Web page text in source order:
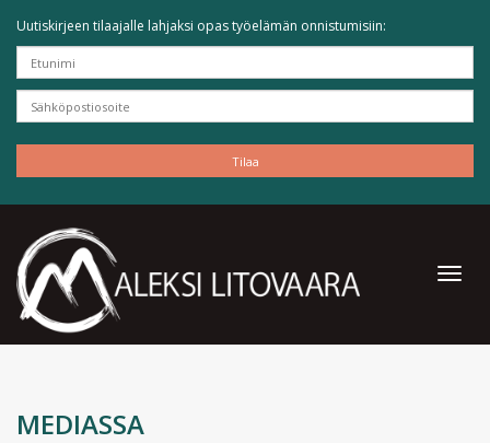
Uutiskirjeen tilaajalle lahjaksi opas työelämän onnistumisiin:
MEDIASSA